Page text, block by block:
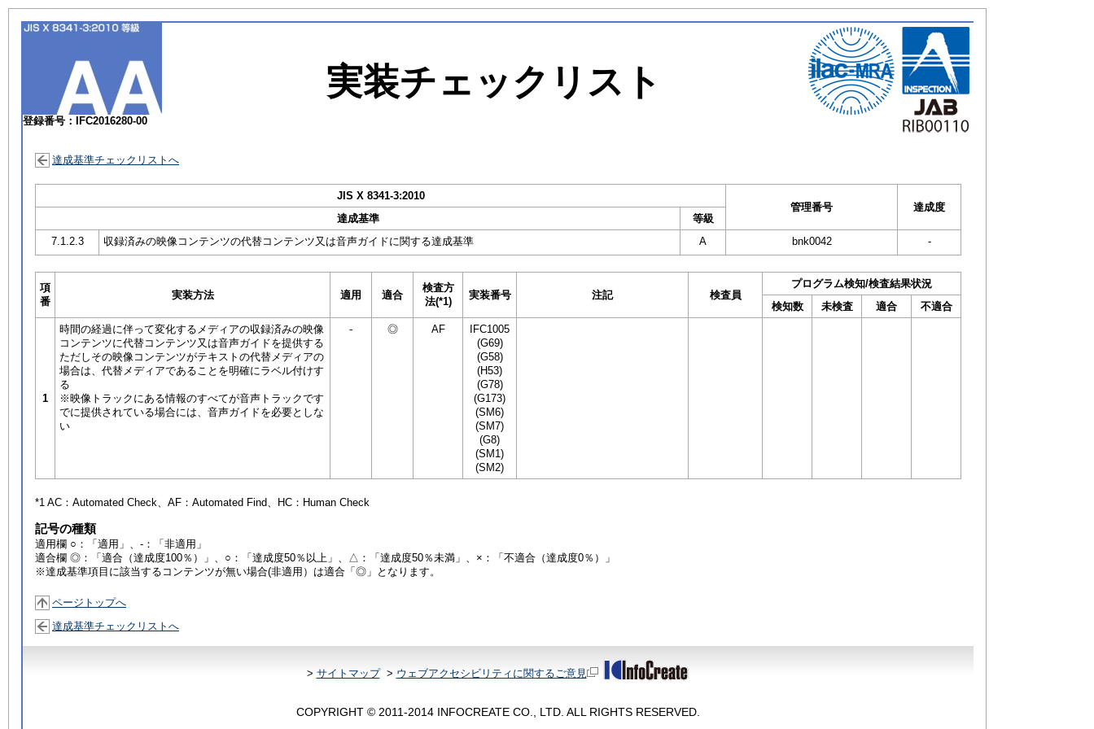
登録番号：IFC2016280-00
実装チェックリスト
達成基準チェックリストへ
JIS X 8341-3:2010
管理番号
達成度
達成基準
等級
7.1.2.3
収録済みの映像コンテンツの代替コンテンツ又は音声ガイドに関する達成基準 A bnk0042 -
項
番
実装方法 適用 適合
検査方
法(*1)
実装番号 注記 検査員
プログラム検知/検査結果状況
検知数
未検査 適合 不適合
1
時間の経過に伴って変化するメディアの収録済みの映像
コンテンツに代替コンテンツ又は音声ガイドを提供する
ただしその映像コンテンツがテキストの代替メディアの
場合は、代替メディアであることを明確にラベル付けす
る
※映像トラックにある情報のすべてが音声トラックです
でに提供されている場合には、音声ガイドを必要としな
い
- ◎ AF
IFC1005
(G69)
(G58)
(H53)
(G78)
(G173)
(SM6)
(SM7)
(G8)
(SM1)
(SM2)
*1 AC： Automated Check、AF： Automated Find、HC： Human Check
記号の種類
適用欄 ○：「適用」、-：「非適用」
適合欄 ◎：「適合（達成度100％）」、○：「達成度50％以上」、△：「達成度50％未満」、×：「不適合（達成度0％）」
※達成基準項目に該当するコンテンツが無い場合(非適用）は適合「◎」となります。
ページトップへ
達成基準チェックリストへ
> サイトマップ> ウェブアクセシビリティに関するご意見
COPYRIGHT © 2011-2014 INFOCREATE CO., LTD. ALL RIGHTS RESERVED.